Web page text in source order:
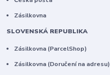
Zásilkovna
SLOVENSKÁ REPUBLIKA
Zásilkovna (ParcelShop)
Zásilkovna (Doručení na adresu)